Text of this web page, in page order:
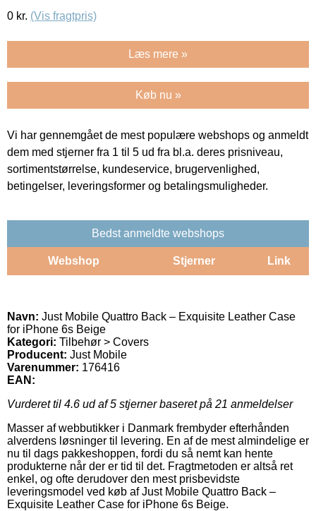
0 kr. (Vis fragtpris)
Læs mere »
Køb nu »
Vi har gennemgået de mest populære webshops og anmeldt
dem med stjerner fra 1 til 5 ud fra bl.a. deres prisniveau,
sortimentstørrelse, kundeservice, brugervenlighed,
betingelser, leveringsformer og betalingsmuligheder.
Bedst anmeldte webshops
Webshop Stjerner Link
Navn: Just Mobile Quattro Back – Exquisite Leather Case
for iPhone 6s Beige
Kategori: Tilbehør > Covers
Producent: Just Mobile
Varenummer: 176416
EAN:
Vurderet til 4.6 ud af 5 stjerner baseret på 21 anmeldelser
Masser af webbutikker i Danmark frembyder efterhånden
alverdens løsninger til levering. En af de mest almindelige er
nu til dags pakkeshoppen, fordi du så nemt kan hente
produkterne når der er tid til det. Fragtmetoden er altså ret
enkel, og ofte derudover den mest prisbevidste
leveringsmodel ved køb af Just Mobile Quattro Back –
Exquisite Leather Case for iPhone 6s Beige.